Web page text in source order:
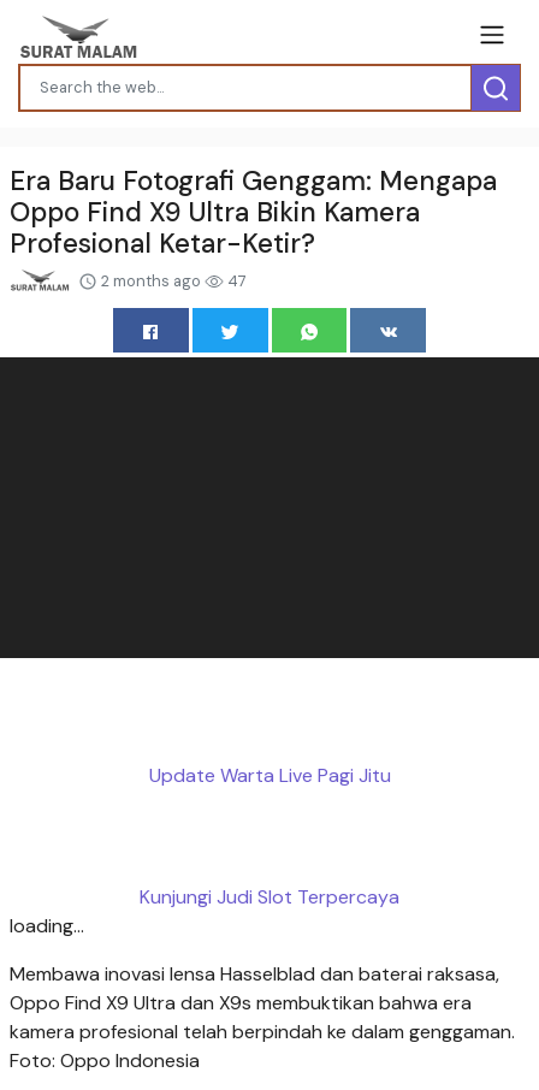
Era Baru Fotografi Genggam: Mengapa
Oppo Find X9 Ultra Bikin Kamera
Profesional Ketar-Ketir?
2 months ago 47
Update Warta Live Pagi Jitu
Kunjungi Judi Slot Terpercaya
loading...
Membawa inovasi lensa Hasselblad dan baterai raksasa,
Oppo Find X9 Ultra dan X9s membuktikan bahwa era
kamera profesional telah berpindah ke dalam genggaman.
Foto: Oppo Indonesia